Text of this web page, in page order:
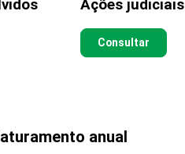
Ações judiciais
Consultar
anual